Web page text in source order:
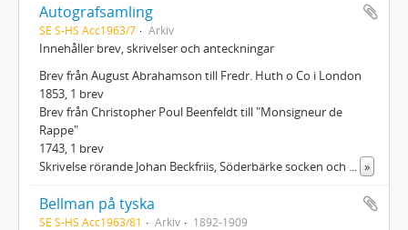
Autografsamling
SE S-HS Acc1963/7 Arkiv
Innehåller brev, skrivelser och anteckningar
Brev från August Abrahamson till Fredr. Huth o Co i London
1853, 1 brev
Brev från Christopher Poul Beenfeldt till "Monsigneur de
Rappe"
1743, 1 brev
Skrivelse rörande Johan Beckfriis, Söderbärke socken och
»
Bellman på tyska
SE S-HS Acc1963/81 Arkiv 1892-1909